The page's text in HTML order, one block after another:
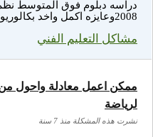
دراسه دبلوم فوق المتوسط
2008وعايزه اكمل واخد بكالوريوس مع العلم انا مصر�..
مشاكل التعليم الفني
ممكن اعمل معادلة واحول
لرياضة
نشرت هذه المشكلة منذ 7 سنة